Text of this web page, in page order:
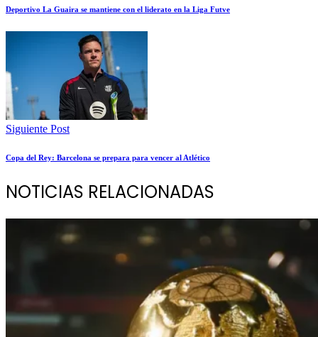
Deportivo La Guaira se mantiene con el liderato en la Liga Futve
Siguiente Post
Copa del Rey: Barcelona se prepara para vencer al Atlético
NOTICIAS RELACIONADAS